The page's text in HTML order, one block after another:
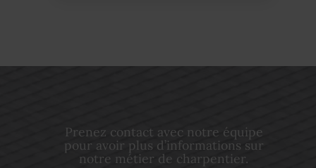
Prenez contact avec notre équipe
pour avoir plus d’informations sur
notre métier de charpentier.